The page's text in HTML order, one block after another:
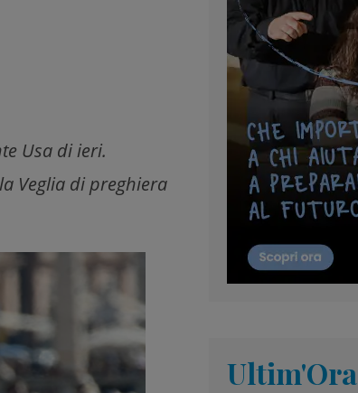
Usa di ieri.
Veglia di preghiera
Ultim'Ora